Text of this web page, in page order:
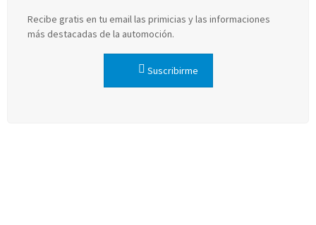
Recibe gratis en tu email las primicias y las informaciones
más destacadas de la automoción.
Suscribirme